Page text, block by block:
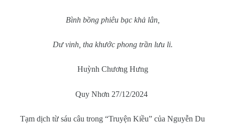
Bình bồng phiêu bạc khả lân,
Dư vinh, tha khước phong trần lưu li.
Huỳnh Chương Hưng
Quy Nhơn 27/12/2024
Tạm dịch từ sáu câu trong “Truyện Kiều” của Nguyễn Du